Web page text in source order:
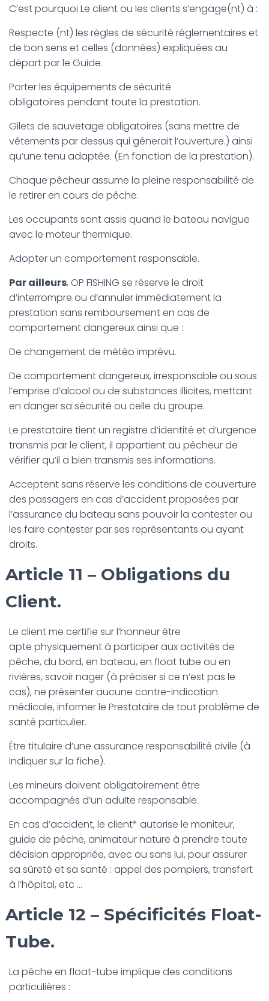
C’est pourquoi Le client ou les clients s’engage(nt) à :
Respecte (nt) les règles de sécurité réglementaires et
de bon sens et celles (données) expliquées au
départ par le Guide.
Porter les équipements de sécurité
obligatoires pendant toute la prestation.
Gilets de sauvetage obligatoires (sans mettre de
vêtements par dessus qui gênerait l’ouverture.) ainsi
qu’une tenu adaptée. (En fonction de la prestation).
Chaque pêcheur assume la pleine responsabilité de
le retirer en cours de pêche.
Les occupants sont assis quand le bateau navigue
avec le moteur thermique.
Adopter un comportement responsable.
Par ailleurs, OP FISHING se réserve le droit
d’interrompre ou d’annuler immédiatement la
prestation sans remboursement en cas de
comportement dangereux ainsi que :
De changement de météo imprévu.
De comportement dangereux, irresponsable ou sous
l’emprise d’alcool ou de substances illicites, mettant
en danger sa sécurité ou celle du groupe.
Le prestataire tient un registre d’identité et d’urgence
transmis par le client, il appartient au pêcheur de
vérifier qu’il a bien transmis ses informations.
Acceptent sans réserve les conditions de couverture
des passagers en cas d’accident proposées par
l’assurance du bateau sans pouvoir la contester ou
les faire contester par ses représentants ou ayant
droits.
Article 11 – Obligations du
Client.
Le client me certifie sur l’honneur être
apte physiquement à participer aux activités de
pêche, du bord, en bateau, en float tube ou en
rivières, savoir nager (à préciser si ce n’est pas le
cas), ne présenter aucune contre-indication
médicale, informer le Prestataire de tout problème de
santé particulier.
Étre titulaire d’une assurance responsabilité civile (à
indiquer sur la fiche).
Les mineurs doivent obligatoirement être
accompagnés d’un adulte responsable.
En cas d’accident, le client* autorise le moniteur,
guide de pêche, animateur nature à prendre toute
décision appropriée, avec ou sans lui, pour assurer
sa sûreté et sa santé : appel des pompiers, transfert
à l’hôpital, etc …
Article 12 – Spécificités Float-
Tube.
La pêche en float-tube implique des conditions
particulières :